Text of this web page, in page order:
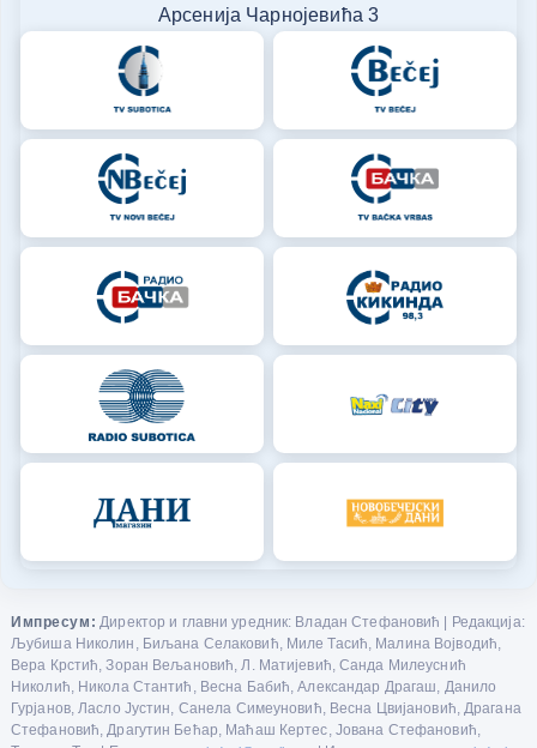
Арсенија Чарнојевића 3
Импресум: Директор и главни уредник: Владан Стефановић | Редакција:
Љубиша Николин, Биљана Селаковић, Миле Тасић, Малина Војводић,
Вера Крстић, Зоран Вељановић, Л. Матијевић, Санда Милеуснић
Николић, Никола Стантић, Весна Бабић, Александар Драгаш, Данило
Гурјанов, Ласло Јустин, Санела Симеуновић, Весна Цвијановић, Драгана
Стефановић, Драгутин Бећар, Маћаш Кертес, Јована Стефановић,